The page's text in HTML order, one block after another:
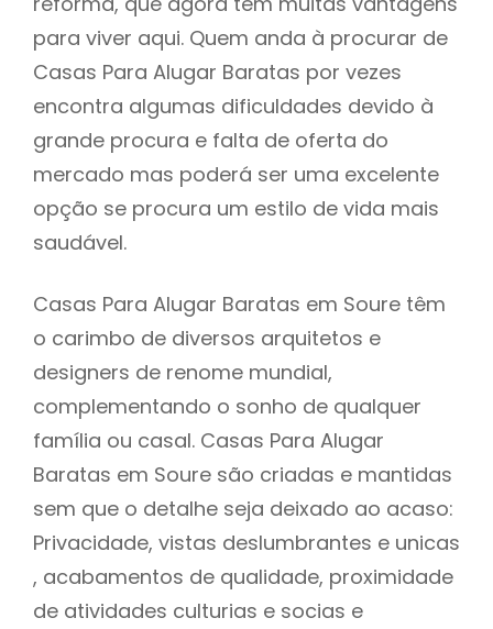
para viver aqui. Quem anda à procurar de
Casas Para Alugar Baratas por vezes
encontra algumas dificuldades devido à
grande procura e falta de oferta do
mercado mas poderá ser uma excelente
opção se procura um estilo de vida mais
saudável.
Casas Para Alugar Baratas em Soure têm
o carimbo de diversos arquitetos e
designers de renome mundial,
complementando o sonho de qualquer
família ou casal. Casas Para Alugar
Baratas em Soure são criadas e mantidas
sem que o detalhe seja deixado ao acaso:
Privacidade, vistas deslumbrantes e unicas
, acabamentos de qualidade, proximidade
de atividades culturias e socias e